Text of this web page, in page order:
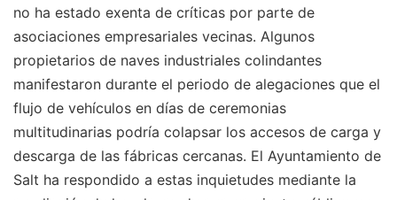
no ha estado exenta de críticas por parte de
asociaciones empresariales vecinas. Algunos
propietarios de naves industriales colindantes
manifestaron durante el periodo de alegaciones que el
flujo de vehículos en días de ceremonias
multitudinarias podría colapsar los accesos de carga y
descarga de las fábricas cercanas. El Ayuntamiento de
Salt ha respondido a estas inquietudes mediante la